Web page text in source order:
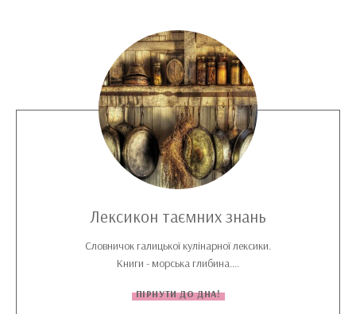
Лексикон таємних знань
Словничок галицької кулінарної лексики.
Книги - морська глибина....
ПІРНУТИ ДО ДНА!